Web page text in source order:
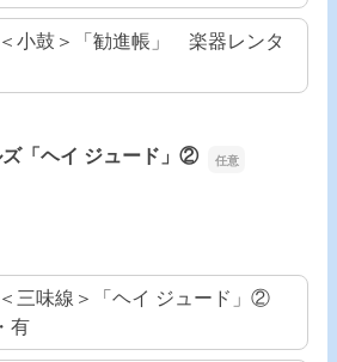
小鼓＞「勧進帳」 楽器レンタ
ズ「ヘイ ジュード」②
三味線＞「ヘイ ジュード」②
有